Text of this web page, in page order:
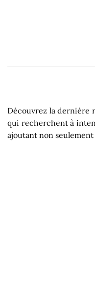
Découvrez la dernière
qui recherchent à
ajoutant non